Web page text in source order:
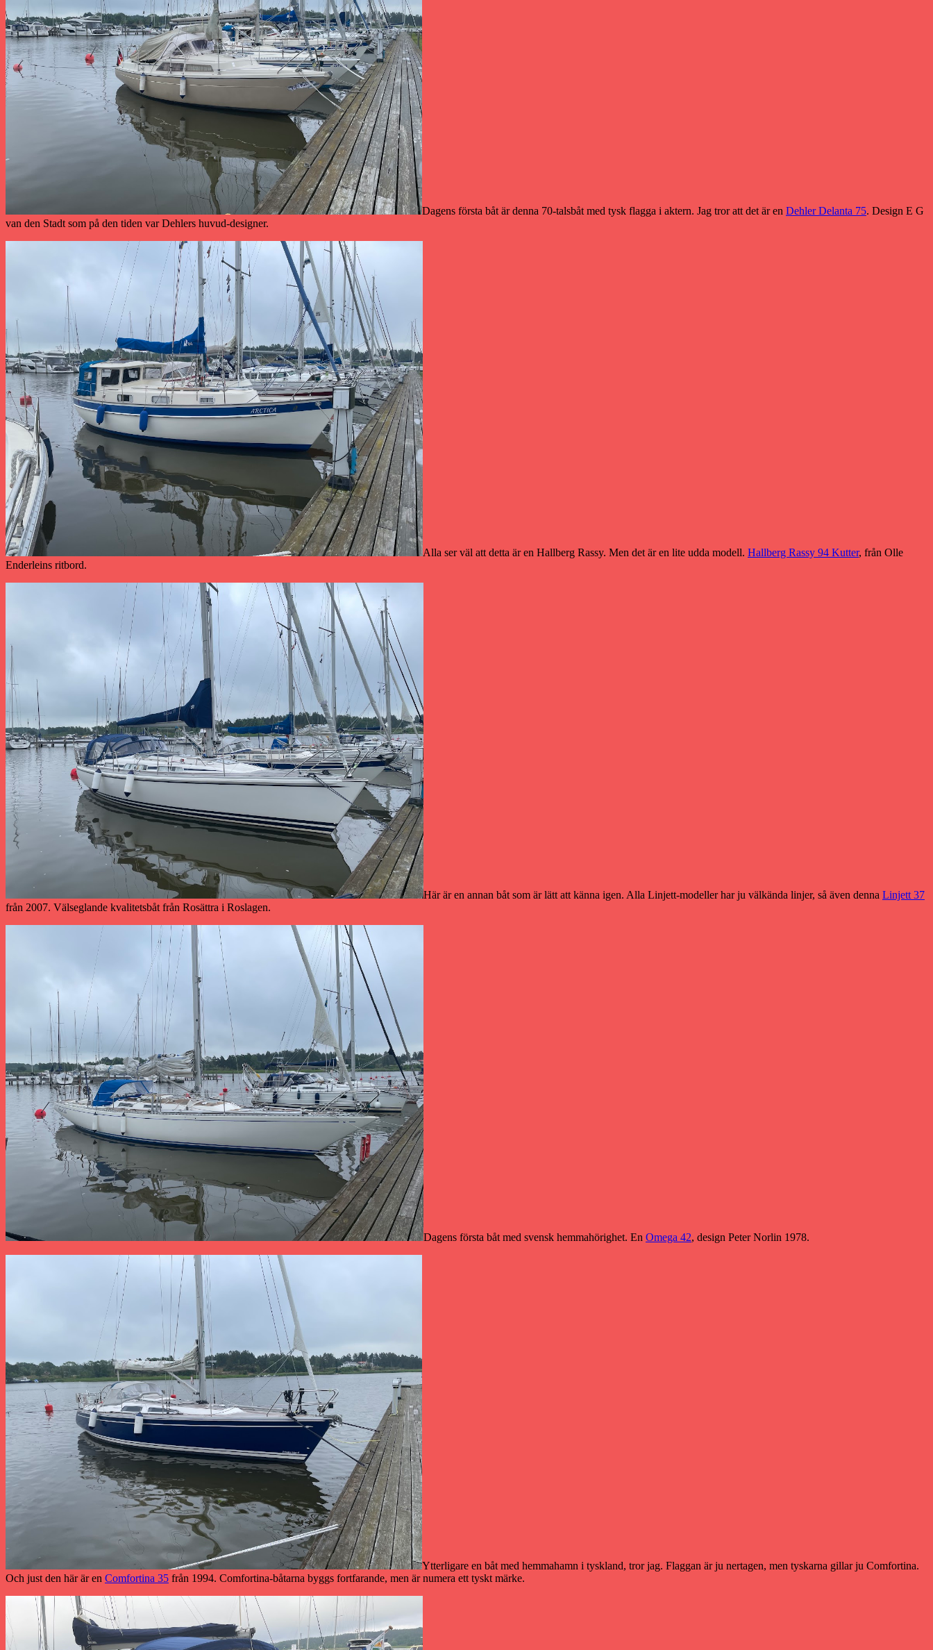
Dagens första båt är denna 70-talsbåt med tysk flagga i aktern. Jag tror att det är en Dehler Delanta 75. Design E G
van den Stadt som på den tiden var Dehlers huvud-designer.
Alla ser väl att detta är en Hallberg Rassy. Men det är en lite udda modell. Hallberg Rassy 94 Kutter, från Olle
Enderleins ritbord.
Här är en annan båt som är lätt att känna igen. Alla Linjett-modeller har ju välkända linjer, så även denna Linjett 37
från 2007. Välseglande kvalitetsbåt från Rosättra i Roslagen.
Dagens första båt med svensk hemmahörighet. En Omega 42, design Peter Norlin 1978.
Ytterligare en båt med hemmahamn i tyskland, tror jag. Flaggan är ju nertagen, men tyskarna gillar ju Comfortina.
Och just den här är en Comfortina 35 från 1994. Comfortina-båtarna byggs fortfarande, men är numera ett tyskt märke.